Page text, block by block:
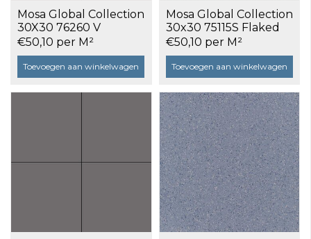
Mosa Global Collection
30X30 76260 V
Siennarood Uni a 1,17
m²
€50,10 per M²
Toevoegen aan winkelwagen
Mosa Global Collection
30x30 75115S Flaked
Moss Green a 1,17 m²
€50,10 per M²
Toevoegen aan winkelwagen